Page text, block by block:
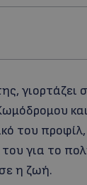
του προφίλ,
του για το
η ζωή.